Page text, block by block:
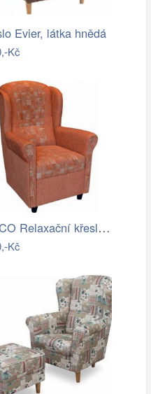
Evier, látka hnědá
Kč
FALCO Relaxační křeslo ušák Jakub…
Kč